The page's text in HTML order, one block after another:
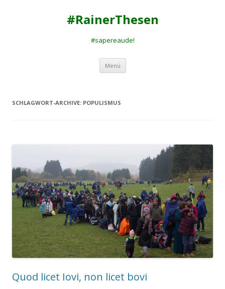
#RainerThesen
#sapereaude!
Menü Zum
springen
SCHLAGWORT-ARCHIVE: POPULISMUS
Quod licet Iovi, non licet bovi